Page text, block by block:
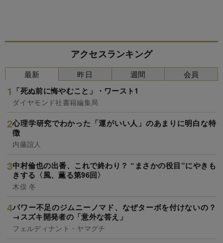
アクセスランキング
最新
「死ぬ前に悔やむこと」・ワースト1
ダイヤモンド社書籍編集局
心理学研究でわかった「運がいい人」のあまりに明白な特
徴
内藤誼人
中村倫也の出番、これで終わり？ “まさかの役目”にやきも
きする〈風、薫る第96回〉
木俣 冬
パワー不足のジムニーノマド、なぜターボを付けないの？
→スズキ開発者の「意外な答え」
フェルディナント・ヤマグチ
昨日 週間 会員